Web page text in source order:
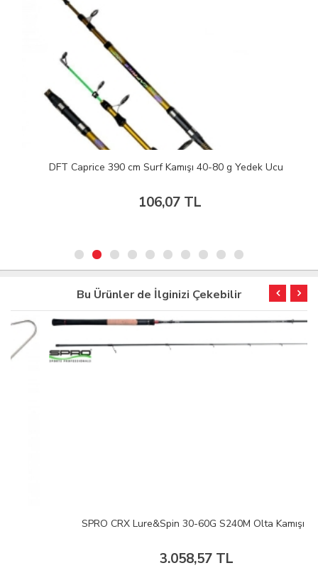
DFT Caprice 390 cm Surf Kamışı 40-80 g Yedek Ucu
106,07 TL
Bu Ürünler de İlginizi Çekebilir
SPRO CRX Lure&Spin 30-60G S240M Olta Kamışı
3.058,57 TL